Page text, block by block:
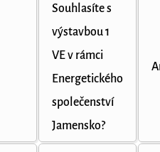
Souhlasíte s
výstavbou 1
VE v rámci
Energetického
společenství
Jamensko?